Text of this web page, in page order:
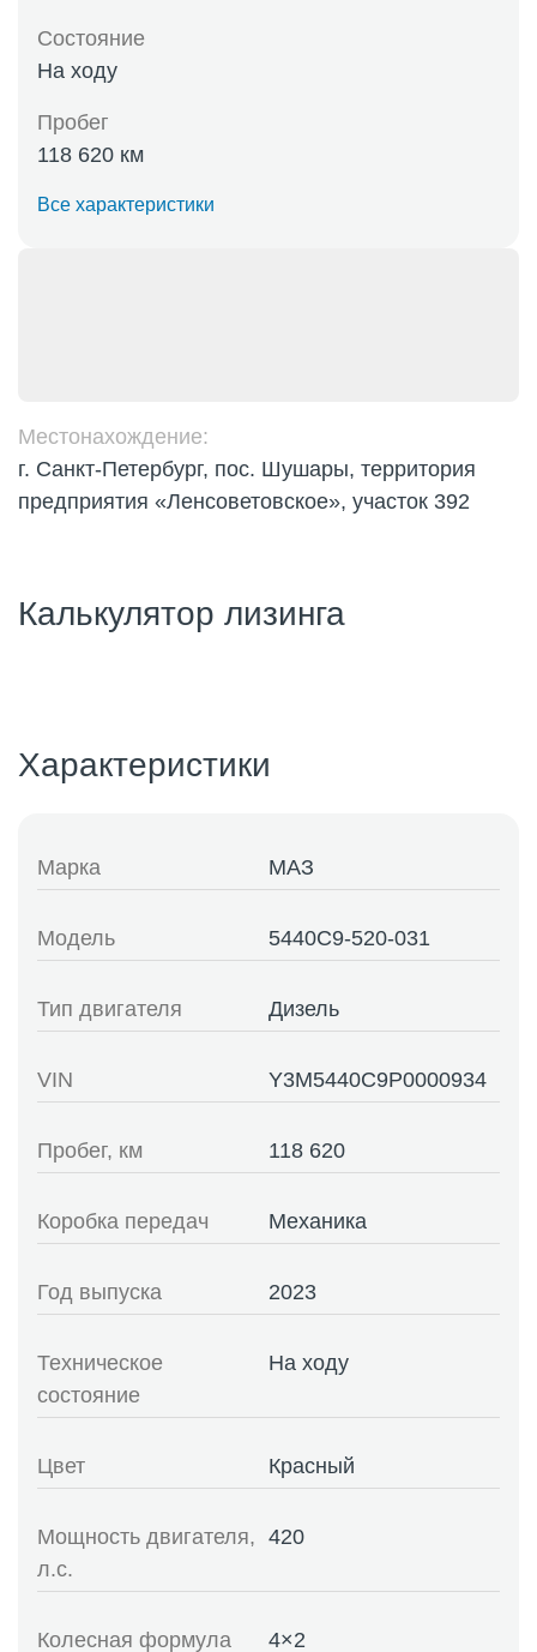
Состояние
На ходу
Пробег
118 620 км
Все характеристики
Местонахождение:
г. Санкт-Петербург, пос. Шушары, территория
предприятия «Ленсоветовское», участок 392
Калькулятор лизинга
Характеристики
Марка МАЗ
Модель 5440C9-520-031
Тип двигателя Дизель
VIN Y3M5440C9P0000934
Пробег, км 118 620
Коробка передач Механика
Год выпуска 2023
Техническое
состояние
На ходу
Цвет Красный
Мощность двигателя,
л.с.
420
Колесная формула 4×2